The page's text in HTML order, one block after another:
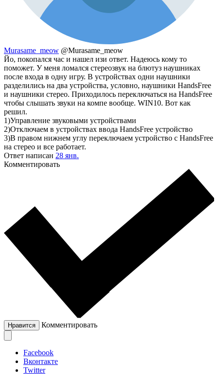
Murasame_meow @Murasame_meow
Йо, покопался час и нашел изи ответ. Надеюсь кому то
поможет. У меня ломался стереозвук на блютуз наушниках
после входа в одну игру. В устройствах одни наушники
разделились на два устройства, условно, наушники HandsFree
и наушники стерео. Приходилось переключаться на HandsFree
чтобы слышать звуки на компе вообще. WIN10. Вот как
решил.
1)Управление звуковыми устройствами
2)Отключаем в устройствах ввода HandsFree устройство
3)В правом нижнем углу переключаем устройство с HandsFree
на стерео и все работает.
Ответ написан 28 янв.
Комментировать
Нравится Комментировать
Facebook
Вконтакте
Twitter